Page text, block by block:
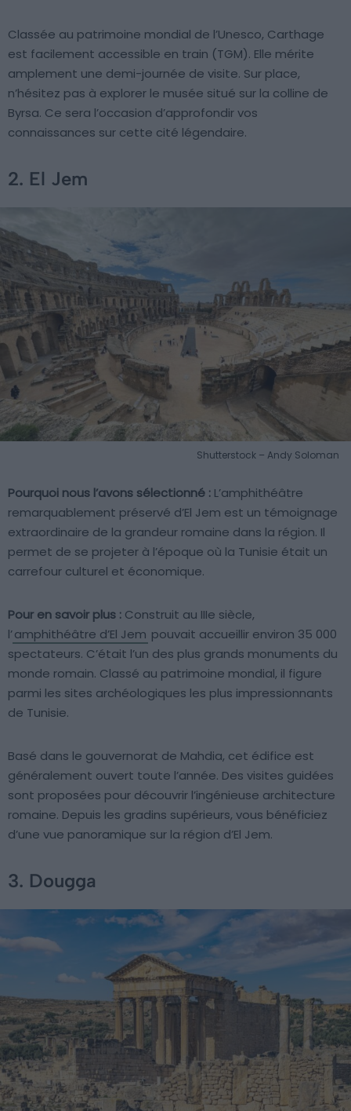
Classée au patrimoine mondial de l’Unesco, Carthage
est facilement accessible en train (TGM). Elle mérite
amplement une demi-journée de visite. Sur place,
n’hésitez pas à explorer le musée situé sur la colline de
Byrsa. Ce sera l’occasion d’approfondir vos
connaissances sur cette cité légendaire.
2. El Jem
Shutterstock – Andy Soloman
Pourquoi nous l’avons sélectionné : L’amphithéâtre
remarquablement préservé d’El Jem est un témoignage
extraordinaire de la grandeur romaine dans la région. Il
permet de se projeter à l’époque où la Tunisie était un
carrefour culturel et économique.
Pour en savoir plus : Construit au IIIe siècle,
l’amphithéâtre d’El Jem pouvait accueillir environ 35 000
spectateurs. C’était l’un des plus grands monuments du
monde romain. Classé au patrimoine mondial, il figure
parmi les sites archéologiques les plus impressionnants
de Tunisie.
Basé dans le gouvernorat de Mahdia, cet édifice est
généralement ouvert toute l’année. Des visites guidées
sont proposées pour découvrir l’ingénieuse architecture
romaine. Depuis les gradins supérieurs, vous bénéficiez
d’une vue panoramique sur la région d’El Jem.
3. Dougga